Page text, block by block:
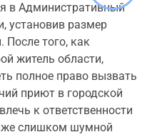
в Административный
установив размер
того, как
житель области,
полное право вызвать
приют в городской
к ответственности
слишком шумной